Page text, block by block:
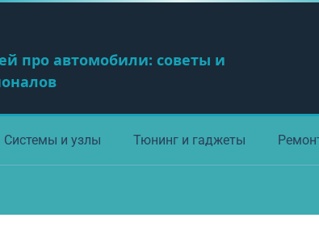
про автомобили: советы и
Системы и узлы Тюнинг и гаджеты